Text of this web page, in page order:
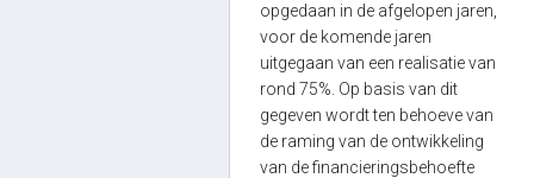
opgedaan in de afgelopen jaren,
voor de komende jaren
uitgegaan van een realisatie van
rond 75%. Op basis van dit
gegeven wordt ten behoeve van
de raming van de ontwikkeling
van de financieringsbehoefte